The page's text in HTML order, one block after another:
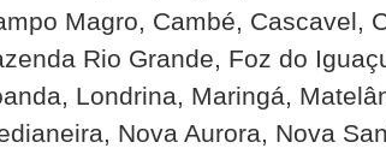
Magro, Cambé, Cascavel,
Rio Grande, Foz do
Londrina, Maringá,
Nova Aurora, Nova